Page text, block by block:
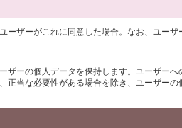
ザーがこれに同意した場合。なお、ユー
ーの個人データを保持します。ユーザー
当な必要性がある場合を除き、ユーザー